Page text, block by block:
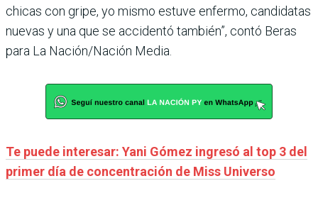
chicas con gripe, yo mismo estuve enfermo, candidatas
nuevas y una que se accidentó también”, contó Beras
para La Nación/Nación Media.
Te puede interesar: Yani Gómez ingresó al top 3 del
primer día de concentración de Miss Universo